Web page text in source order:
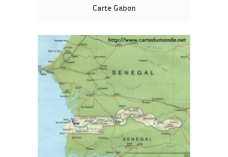
Carte Gabon